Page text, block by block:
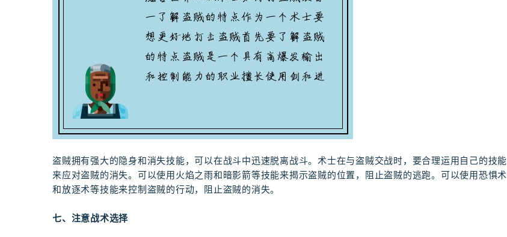
盗贼拥有强大的隐身和消失技能，可以在战斗中迅速脱离战斗。术士在与盗贼交战时，要合理运用自己的技能
来应对盗贼的消失。可以使用火焰之雨和暗影箭等技能来揭示盗贼的位置，阻止盗贼的逃跑。可以使用恐惧术
和放逐术等技能来控制盗贼的行动，阻止盗贼的消失。
七、注意战术选择